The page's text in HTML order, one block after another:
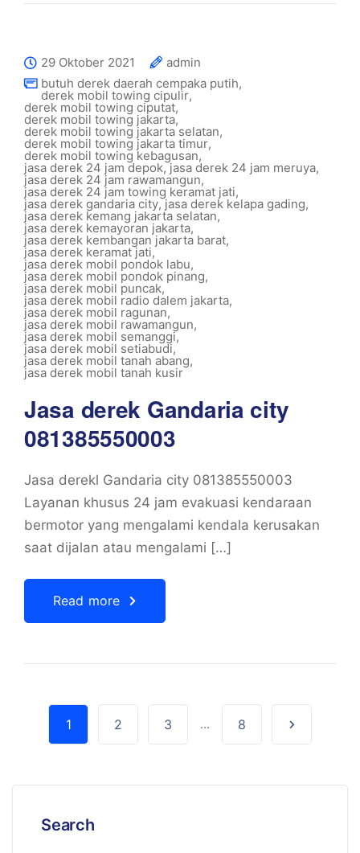
29 Oktober 2021
admin
butuh derek daerah cempaka putih,
derek mobil towing cipulir,
derek mobil towing ciputat,
derek mobil towing jakarta,
derek mobil towing jakarta selatan,
derek mobil towing jakarta timur,
derek mobil towing kebagusan,
jasa derek 24 jam depok,jasa derek 24 jam meruya,
jasa derek 24 jam rawamangun,
jasa derek 24 jam towing keramat jati,
jasa derek gandaria city,jasa derek kelapa gading,
jasa derek kemang jakarta selatan,
jasa derek kemayoran jakarta,
jasa derek kembangan jakarta barat,
jasa derek keramat jati,
jasa derek mobil pondok labu,
jasa derek mobil pondok pinang,
jasa derek mobil puncak,
jasa derek mobil radio dalem jakarta,
jasa derek mobil ragunan,
jasa derek mobil rawamangun,
jasa derek mobil semanggi,
jasa derek mobil setiabudi,
jasa derek mobil tanah abang,
jasa derek mobil tanah kusir
Jasa derek Gandaria city
081385550003
Jasa derekl Gandaria city 081385550003
Layanan khusus 24 jam evakuasi kendaraan
bermotor yang mengalami kendala kerusakan
saat dijalan atau mengalami […]
Read more
1 2 3 ... 8
Search